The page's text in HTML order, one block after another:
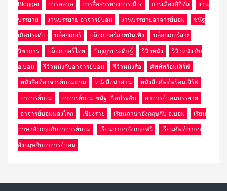
Blogger การตลาด การสื่อสารทางการเมือง การเมืองดิจิทัล งาน
บรรยาย งานบรรยาย อาจารย์บอม งานบรรยายอาจารย์บอม ชนัฐ
เกิดประดับ บล็อกเกอร์ บล็อกเกอร์สายบันเทิง บล็อกเกอร์สาย
วิชาการ บล็อกเกอร์ไทย ปัญญาประดิษฐ์ รีวิวหนัง รีวิวหนัง กับ
อ.บอม รีวิวหนังกับอาจารย์บอม รีวิวหนังสือ ศัพท์พร้อมเสิร์ฟ
หนังสือที่อาจารย์บอมอ่าน หนังสือน่าอ่าน หนังสือศัพท์พร้อมเสิร์ฟ
อาจารย์บอม อาจารย์บอม ชนัฐ เกิดประดับ อาจารย์บอมบรรยาย
อาจารย์บอมมองโลก เชียงราย เรียนภาษาอังกฤษกับ อ.บอม เรียน
ภาษาอังกฤษกับอาจารย์บอม เรียนภาษาอังกฤษฟรี เรียนศัพท์ภาษา
อังกฤษกับอาจารย์บอม